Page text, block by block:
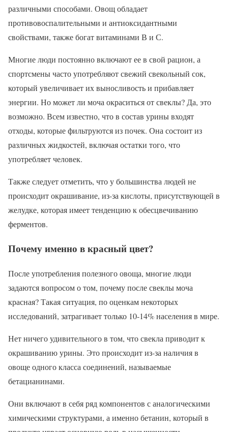
различными способами. Овощ обладает
противовоспалительными и антиоксидантными
свойствами, также богат витаминами В и С.
Многие люди постоянно включают ее в свой рацион, а
спортсмены часто употребляют свежий свекольный сок,
который увеличивает их выносливость и прибавляет
энергии. Но может ли моча окраситься от свеклы? Да, это
возможно. Всем известно, что в состав урины входят
отходы, которые фильтруются из почек. Она состоит из
различных жидкостей, включая остатки того, что
употребляет человек.
Также следует отметить, что у большинства людей не
происходит окрашивание, из-за кислоты, присутствующей в
желудке, которая имеет тенденцию к обесцвечиванию
ферментов.
Почему именно в красный цвет?
После употребления полезного овоща, многие люди
задаются вопросом о том, почему после свеклы моча
красная? Такая ситуация, по оценкам некоторых
исследований, затрагивает только 10-14% населения в мире.
Нет ничего удивительного в том, что свекла приводит к
окрашиванию урины. Это происходит из-за наличия в
овоще одного класса соединений, называемые
бетацианинами.
Они включают в себя ряд компонентов с аналогическими
химическими структурами, а именно бетанин, который в